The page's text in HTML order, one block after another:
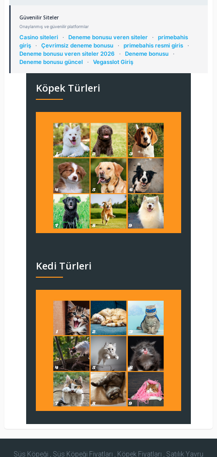
Güvenilir Siteler
Onaylanmış ve güvenilir platformlar
Casino siteleri · Deneme bonusu veren siteler ·
primebahis
giriş
· Çevrimsiz deneme bonusu · primebahis resmi giris
·
Deneme bonusu veren siteler 2026
· Deneme bonusu
·
Deneme bonusu güncel
· Vegasslot Giriş
Köpek Türleri
Kedi Türleri
Süs Köpeği , Süs Köpeği Fiyatları , Köpek Fiyatları , Satılık Yavru